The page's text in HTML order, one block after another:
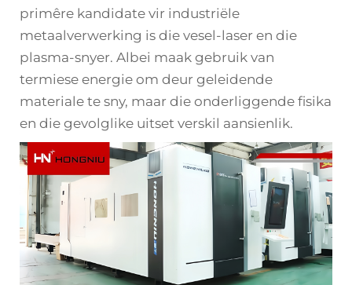
primêre kandidate vir industriële
metaalverwerking is die vesel-laser en die
plasma-snyer. Albei maak gebruik van
termiese energie om deur geleidende
materiale te sny, maar die onderliggende fisika
en die gevolglike uitset verskil aansienlik.